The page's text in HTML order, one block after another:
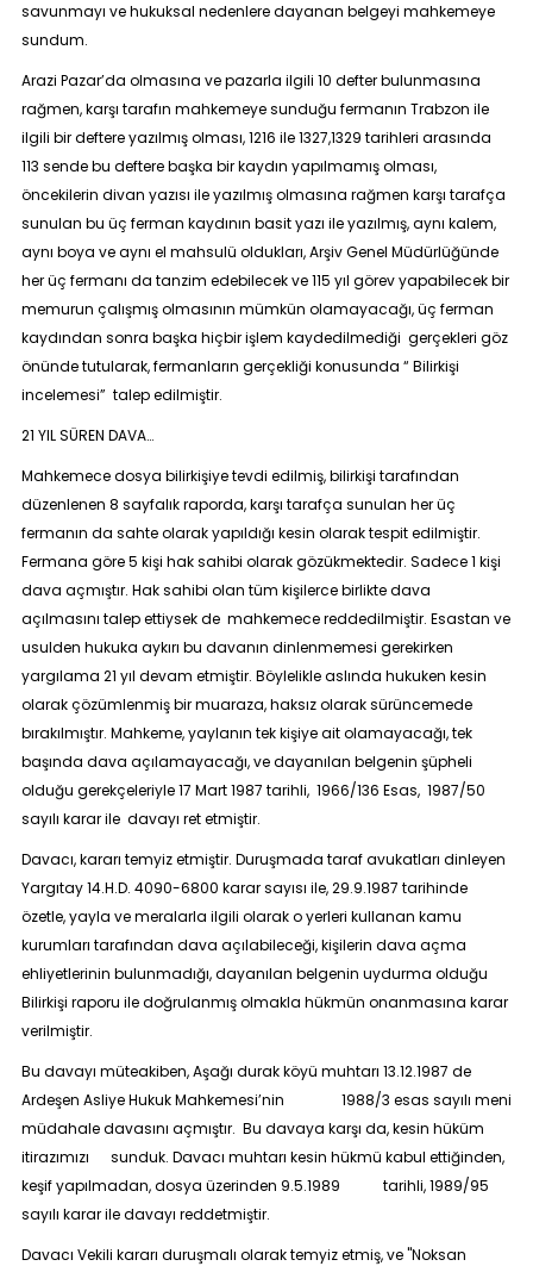
savunmayı ve hukuksal nedenlere dayanan belgeyi mahkemeye
sundum.
Arazi Pazar’da olmasına ve pazarla ilgili 10 defter bulunmasına
rağmen, karşı tarafın mahkemeye sunduğu fermanın Trabzon ile
ilgili bir deftere yazılmış olması, 1216 ile 1327,1329 tarihleri arasında
113 sende bu deftere başka bir kaydın yapılmamış olması,
öncekilerin divan yazısı ile yazılmış olmasına rağmen karşı tarafça
sunulan bu üç ferman kaydının basit yazı ile yazılmış, aynı kalem,
aynı boya ve aynı el mahsulü oldukları, Arşiv Genel Müdürlüğünde
her üç fermanı da tanzim edebilecek ve 115 yıl görev yapabilecek bir
memurun çalışmış olmasının mümkün olamayacağı, üç ferman
kaydından sonra başka hiçbir işlem kaydedilmediği gerçekleri göz
önünde tutularak, fermanların gerçekliği konusunda “ Bilirkişi
incelemesi” talep edilmiştir.
21 YIL SÜREN DAVA…
Mahkemece dosya bilirkişiye tevdi edilmiş, bilirkişi tarafından
düzenlenen 8 sayfalık raporda, karşı tarafça sunulan her üç
fermanın da sahte olarak yapıldığı kesin olarak tespit edilmiştir.
Fermana göre 5 kişi hak sahibi olarak gözükmektedir. Sadece 1 kişi
dava açmıştır. Hak sahibi olan tüm kişilerce birlikte dava
açılmasını talep ettiysek de mahkemece reddedilmiştir. Esastan ve
usulden hukuka aykırı bu davanın dinlenmemesi gerekirken
yargılama 21 yıl devam etmiştir. Böylelikle aslında hukuken kesin
olarak çözümlenmiş bir muaraza, haksız olarak sürüncemede
bırakılmıştır. Mahkeme, yaylanın tek kişiye ait olamayacağı, tek
başında dava açılamayacağı, ve dayanılan belgenin şüpheli
olduğu gerekçeleriyle 17 Mart 1987 tarihli, 1966/136 Esas, 1987/50
sayılı karar ile davayı ret etmiştir.
Davacı, kararı temyiz etmiştir. Duruşmada taraf avukatları dinleyen
Yargıtay 14.H.D. 4090-6800 karar sayısı ile, 29.9.1987 tarihinde
özetle, yayla ve meralarla ilgili olarak o yerleri kullanan kamu
kurumları tarafından dava açılabileceği, kişilerin dava açma
ehliyetlerinin bulunmadığı, dayanılan belgenin uydurma olduğu
Bilirkişi raporu ile doğrulanmış olmakla hükmün onanmasına karar
verilmiştir.
Bu davayı müteakiben, Aşağı durak köyü muhtarı 13.12.1987 de
Ardeşen Asliye Hukuk Mahkemesi’nin 1988/3 esas sayılı meni
müdahale davasını açmıştır. Bu davaya karşı da, kesin hüküm
itirazımızı sunduk. Davacı muhtarı kesin hükmü kabul ettiğinden,
keşif yapılmadan, dosya üzerinden 9.5.1989 tarihli, 1989/95
sayılı karar ile davayı reddetmiştir.
Davacı Vekili kararı duruşmalı olarak temyiz etmiş, ve "Noksan